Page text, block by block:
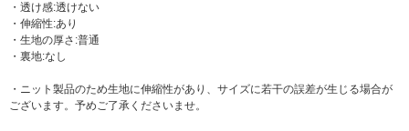
・透け感:透けない
・伸縮性:あり
・生地の厚さ:普通
・裏地:なし
・ニット製品のため生地に伸縮性があり、サイズに若干の誤差が生じる場合が
ございます。予めご了承くださいませ。